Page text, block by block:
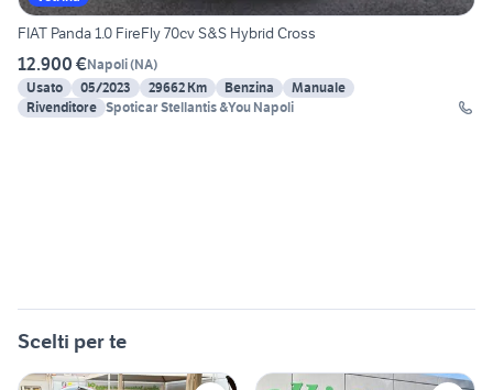
FIAT Panda 1.0 FireFly 70cv S&S Hybrid Cross
12.900 €Napoli(NA)
Usato
05/2023 29662 Km Benzina
Manuale
Rivenditore Spoticar Stellantis &You Napoli
Scelti per te